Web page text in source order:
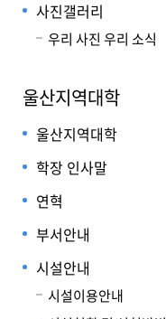
사진갤러리
우리 사진 우리 소식
울산지역대학
울산지역대학
학장 인사말
연혁
부서안내
시설안내
시설이용안내